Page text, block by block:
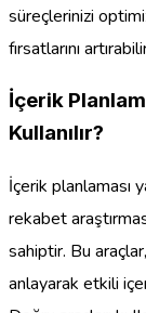
süreçlerinizi
fırsatlarını
İçerik
Kullanılır?
İçerik planlaması
rekabet
sahiptir. Bu
anlayarak etkili